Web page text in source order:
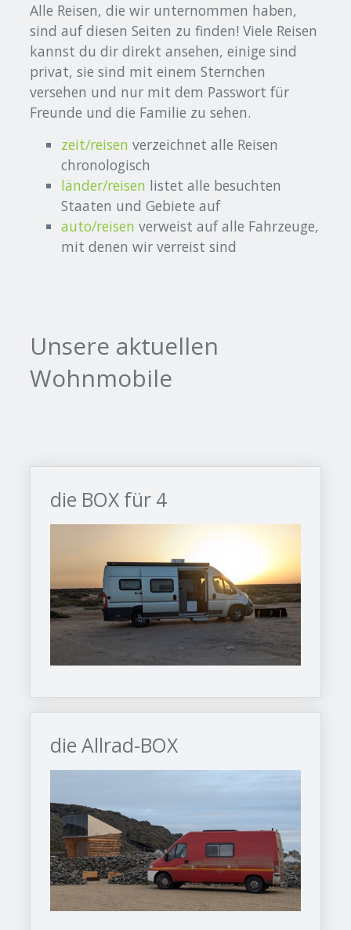
Alle Reisen, die wir unternommen haben,
sind auf diesen Seiten zu finden! Viele Reisen
kannst du dir direkt ansehen, einige sind
privat, sie sind mit einem Sternchen
versehen und nur mit dem Passwort für
Freunde und die Familie zu sehen.
zeit/reisen verzeichnet alle Reisen
chronologisch
länder/reisen listet alle besuchten
Staaten und Gebiete auf
auto/reisen verweist auf alle Fahrzeuge,
mit denen wir verreist sind
Unsere aktuellen
Wohnmobile
die BOX für 4
die Allrad-BOX